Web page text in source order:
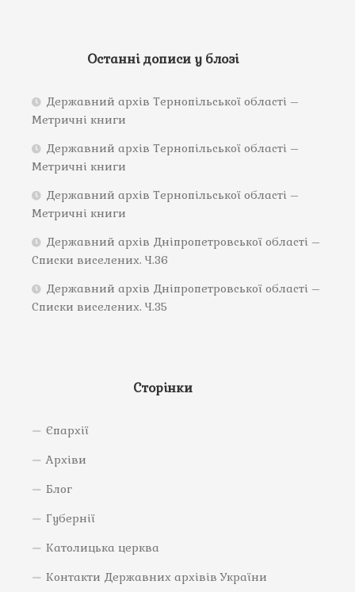
Останні дописи у блозі
Державний архів Тернопільської області –
Метричні книги
Державний архів Тернопільської області –
Метричні книги
Державний архів Тернопільської області –
Метричні книги
Державний архів Дніпропетровської області –
Списки виселених. Ч.36
Державний архів Дніпропетровської області –
Списки виселених. Ч.35
Сторінки
Єпархії
Архіви
Блог
Губернії
Католицька церква
Контакти Державних архівів України